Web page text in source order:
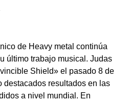
de Heavy metal continúa
último trabajo musical. Judas
Shield» el pasado 8 de
destacados resultados en las
a nivel mundial. En